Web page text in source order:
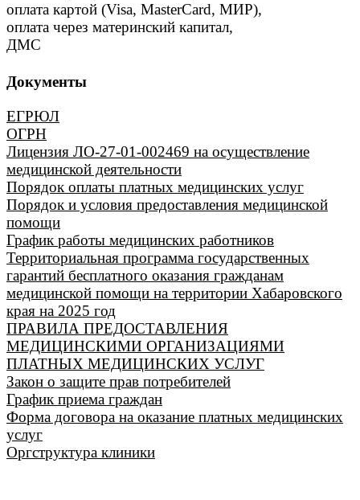
оплата картой (Visa, MasterCard, МИР),
оплата через материнский капитал,
ДМС
Документы
ЕГРЮЛ
ОГРН
Лицензия ЛО-27-01-002469 на осуществление
медицинской деятельности
Порядок оплаты платных медицинских услуг
Порядок и условия предоставления медицинской
помощи
График работы медицинских работников
Территориальная программа государственных
гарантий бесплатного оказания гражданам
медицинской помощи на территории Хабаровского
края на 2025 год
ПРАВИЛА ПРЕДОСТАВЛЕНИЯ
МЕДИЦИНСКИМИ ОРГАНИЗАЦИЯМИ
ПЛАТНЫХ МЕДИЦИНСКИХ УСЛУГ
Закон о защите прав потребителей
График приема граждан
Форма договора на оказание платных медицинских
услуг
Оргструктура клиники